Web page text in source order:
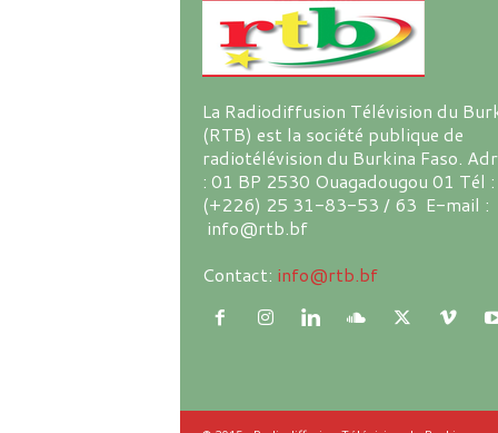
La Radiodiffusion Télévision du
(RTB) est la société publique de
radiotélévision du Burkina Faso.
: 01 BP 2530 Ouagadougou 01 Tél :
(+226) 25 31-83-53 / 63 E-mail :
info@rtb.bf
Contact: info@rtb.bf